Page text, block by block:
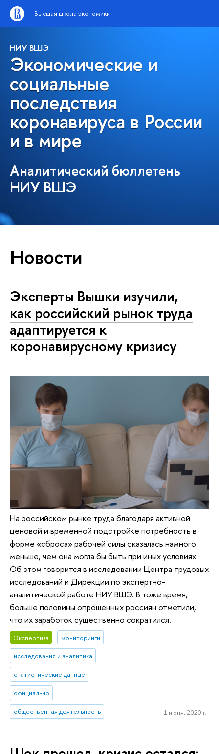
Высшая школа экономики
НИУ ВШЭ
Экономические и
социальные
последствия
коронавируса в России
и в мире
Аналитический бюллетень
НИУ ВШЭ
Новости
Эксперты Вышки изучили,
как российский рынок труда
адаптируется к
коронавирусному кризису
На российском рынке труда благодаря активной
ценовой и временной подстройке потребность в
форме «сброса» рабочей силы оказалась намного
меньше, чем она могла бы быть при иных условиях.
Об этом говорится в исследовании Центра трудовых
исследований и Дирекции по экспертно-
аналитической работе НИУ ВШЭ. В тоже время,
больше половины опрошенных россиян отметили,
что их заработок существенно сократился.
Экспертиза мониторинги
исследования и аналитика
статистические данные
официально
общественная деятельность 1 июня, 2020 г.